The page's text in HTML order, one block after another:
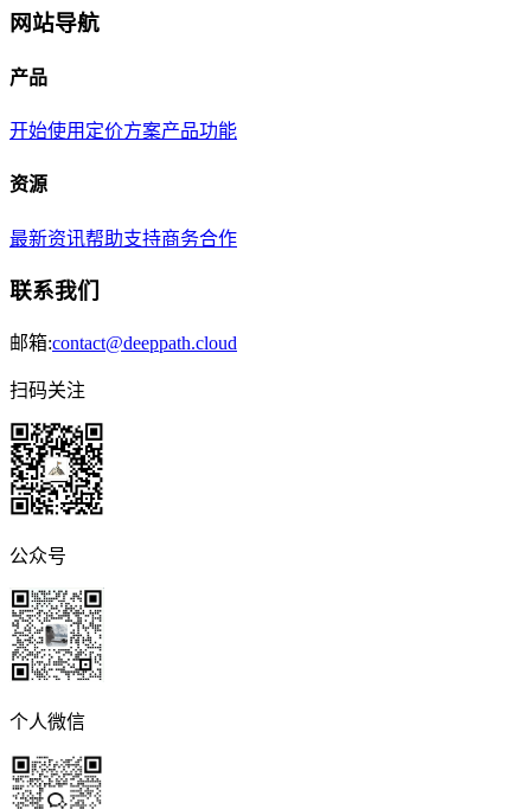
网站导航
产品
开始使用 定价方案产品功能
资源
最新资讯帮助支持商务合作
联系我们
邮箱:contact@deeppath.cloud
扫码关注
公众号
个人微信